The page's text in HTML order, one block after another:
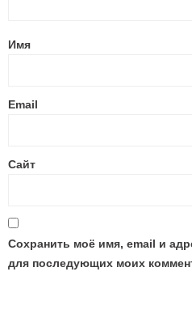
Имя
Email
Сайт
Сохранить моё имя, email и
для последующих моих